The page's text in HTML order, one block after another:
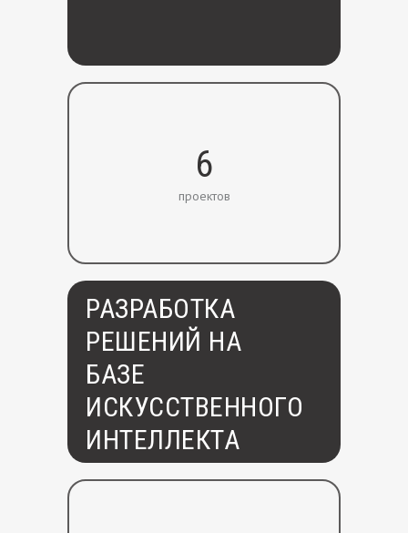
проектов
6
РАЗРАБОТКА
РЕШЕНИЙ НА
БАЗЕ
ИСКУССТВЕННОГО
ИНТЕЛЛЕКТА